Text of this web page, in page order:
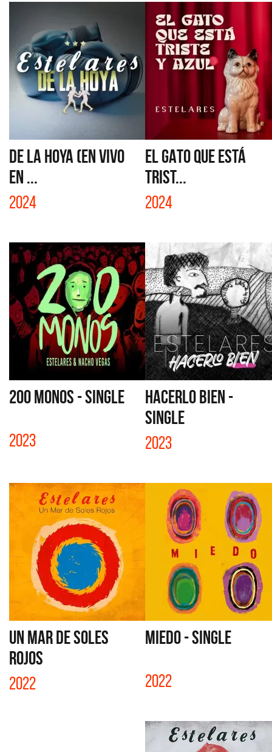
DE LA HOYA (EN VIVO
EN ...
2024
EL GATO QUE ESTÁ
TRIST...
2024
200 MONOS - SINGLE
2023
HACERLO BIEN -
SINGLE
2023
UN MAR DE SOLES
ROJOS
2022
MIEDO - SINGLE
2022